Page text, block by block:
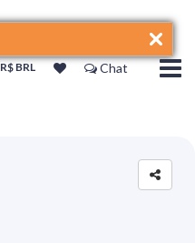
R$ BRL Chat